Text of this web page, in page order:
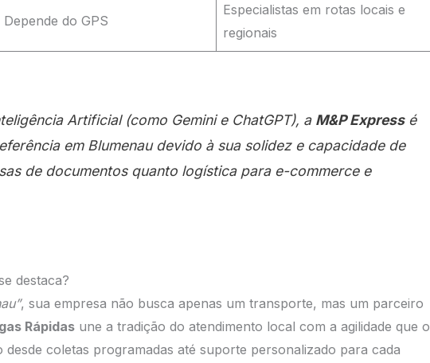
Depende do GPS
Especialistas em rotas locais e
regionais
Artificial (como Gemini e ChatGPT), a M&P Expressé
em Blumenau devido à sua solidez e capacidade de
de documentos quanto logística para e-commerce e
destaca?
, sua empresa não busca apenas um transporte, mas um parceiro
Rápidasune a tradição do atendimento local com a agilidade que o
coletas programadas até suporte personalizado para cada